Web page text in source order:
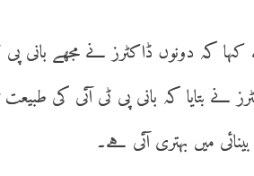
کہ دونوں ڈاکٹرز نے مجھے بانی پی
نے بتایا کہ بانی پی ٹی آئی کی
میں بہتری آئی ہے۔